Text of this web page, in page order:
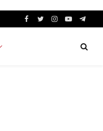
Facebook
TwitterInstagram
YouTube